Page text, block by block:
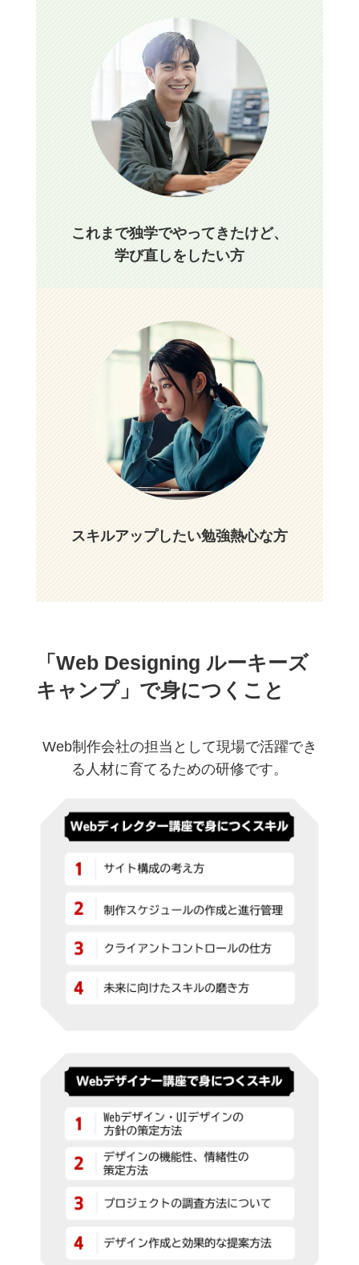
これまで独学でやってきたけど、
学び直しをしたい方
スキルアップしたい勉強熱心な方
「Web Designing ルーキーズ
キャンプ」で身につくこと
Web制作会社の担当として現場で活躍でき
る人材に育てるための研修です。